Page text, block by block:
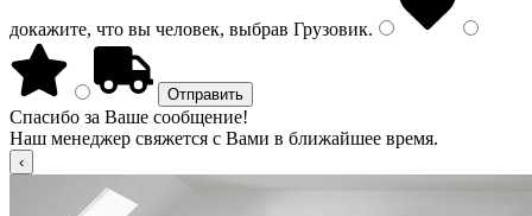
докажите, что вы человек, выбрав Грузовик.
Спасибо за Ваше сообщение!
Наш менеджер свяжется с Вами в ближайшее время.